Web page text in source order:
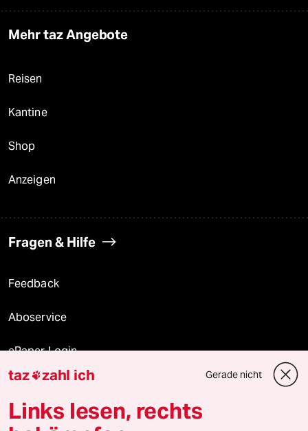
Mehr taz Angebote
Reisen
Kantine
Shop
Anzeigen
Fragen & Hilfe
Feedback
Aboservice
ePaper Login
Downloads für Abonnierende
taz zahl ich Gerade nicht
Links lesen, rechts